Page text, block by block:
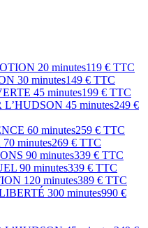
20 minutes119 € TTC
30 minutes149 € TTC
45 minutes199 € TTC
L’HUDSON 45 minutes249 €
60 minutes259 € TTC
70 minutes269 € TTC
90 minutes339 € TTC
90 minutes339 € TTC
120 minutes389 € TTC
300 minutes990 €